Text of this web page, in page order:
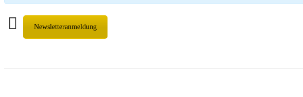
Newsletteranmeldung